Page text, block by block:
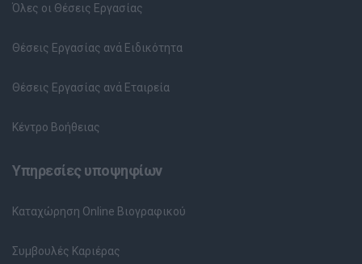
Όλες οι Θέσεις Εργασίας
Θέσεις Εργασίας ανά Ειδικότητα
Θέσεις Εργασίας ανά Εταιρεία
Κέντρο Βοήθειας
Υπηρεσίες υποψηφίων
Καταχώρηση Online Βιογραφικού
Συμβουλές Καριέρας